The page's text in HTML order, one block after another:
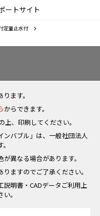
ートサイト
定量止水付
ます。
からできます。
、印刷してください。
ンバブル」は、一般社団法人
異なる場合があります。
ますのでご了承ください。
説明書・CADデータご利用上
。